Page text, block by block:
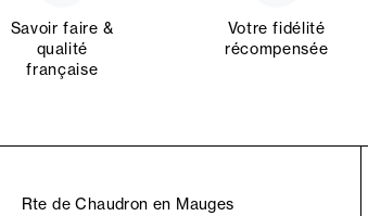
Savoir faire &
qualité
française
Votre fidélité
récompensée
Rte de Chaudron en Mauges